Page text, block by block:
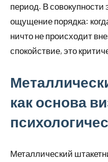
период. В
ощущение порядка:
ничто не происходит
спокойствие, это
как основа
Металлический